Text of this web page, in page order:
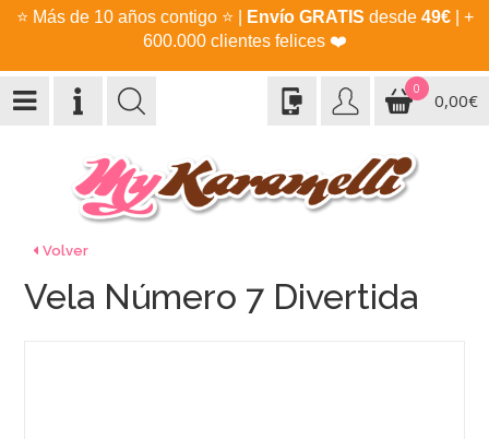
⭐ Más de 10 años contigo ⭐ Envío GRATIS desde 49€| +
600.000 clientes felices ❤️
0
0,00€
Volver
Vela Número 7 Divertida